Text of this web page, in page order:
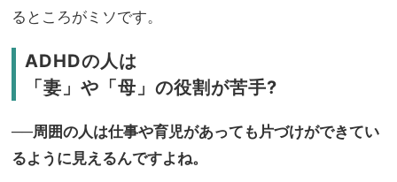
るところがミソです。
ADHDの人は
「妻」や「母」の役割が苦手?
──周囲の人は仕事や育児があっても片づけができてい
るように見えるんですよね。